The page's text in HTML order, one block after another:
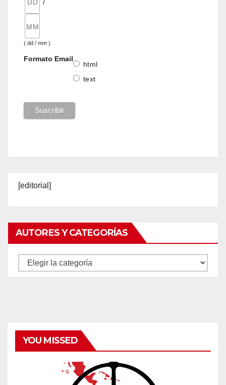
/
( dd / mm )
Formato Email
html
text
[editorial]
AUTORES Y CATEGORÍAS
Autores
YOU MISSED